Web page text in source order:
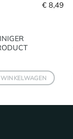
€8,49